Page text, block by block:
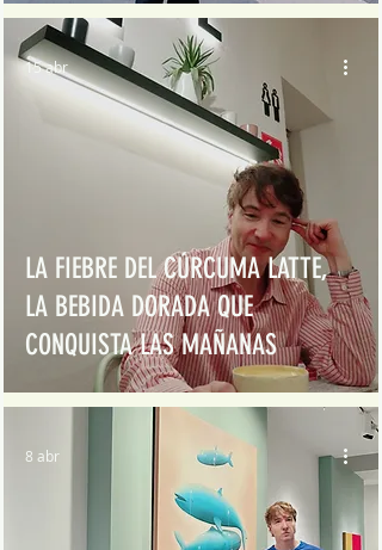
LA FIEBRE DEL CÚRCUMA LATTE,
LA BEBIDA DORADA QUE
CONQUISTA LAS MAÑANAS
15 abr
8 abr